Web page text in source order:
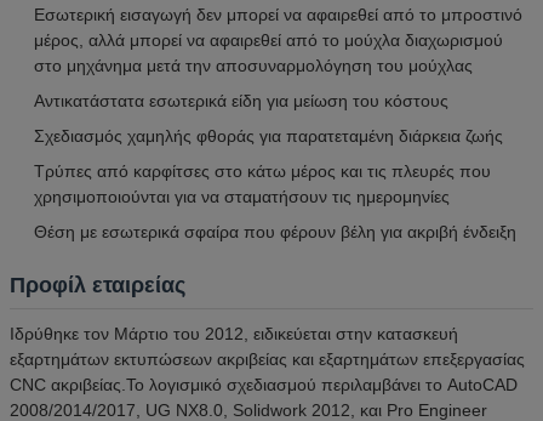
Εσωτερική εισαγωγή δεν μπορεί να αφαιρεθεί από το μπροστινό
μέρος, αλλά μπορεί να αφαιρεθεί από το μούχλα διαχωρισμού
στο μηχάνημα μετά την αποσυναρμολόγηση του μούχλας
Αντικατάστατα εσωτερικά είδη για μείωση του κόστους
Σχεδιασμός χαμηλής φθοράς για παρατεταμένη διάρκεια ζωής
Τρύπες από καρφίτσες στο κάτω μέρος και τις πλευρές που
χρησιμοποιούνται για να σταματήσουν τις ημερομηνίες
Θέση με εσωτερικά σφαίρα που φέρουν βέλη για ακριβή ένδειξη
Προφίλ εταιρείας
Ιδρύθηκε τον Μάρτιο του 2012, ειδικεύεται στην κατασκευή
εξαρτημάτων εκτυπώσεων ακριβείας και εξαρτημάτων επεξεργασίας
CNC ακριβείας.Το λογισμικό σχεδιασμού περιλαμβάνει το AutoCAD
2008/2014/2017, UG NX8.0, Solidwork 2012, και Pro Engineer